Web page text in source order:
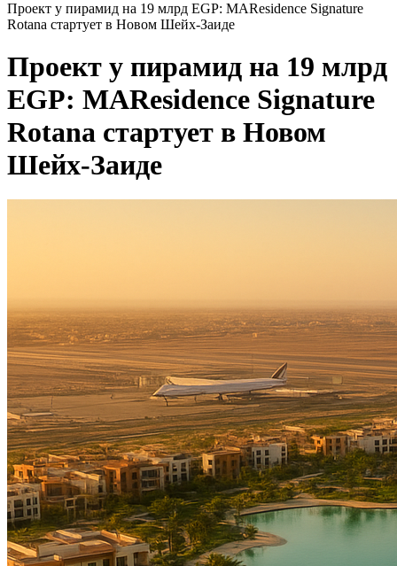
Проект у пирамид на 19 млрд EGP: MAResidence Signature
Rotana стартует в Новом Шейх-Заиде
Проект у пирамид на 19 млрд
EGP: MAResidence Signature
Rotana стартует в Новом
Шейх-Заиде